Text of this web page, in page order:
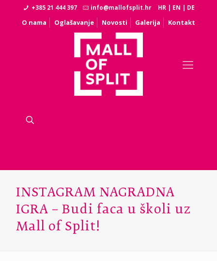
+385 21 444 397 info@mallofsplit.hr HR | EN | DE
O nama Oglašavanje Novosti Galerija Kontakt
INSTAGRAM NAGRADNA
IGRA – Budi faca u školi uz
Mall of Split!